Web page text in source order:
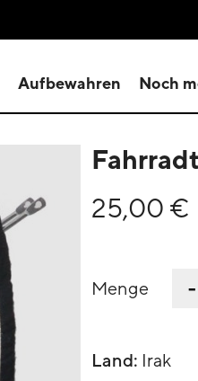
Aufbewahren Noch
25,00 €
Menge -
Land: Irak